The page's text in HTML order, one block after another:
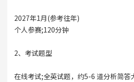
2027年1月(参考往年)
个人参赛;120分钟
2、考试题型
在线考试;全英试题，约5-6 道分析简答